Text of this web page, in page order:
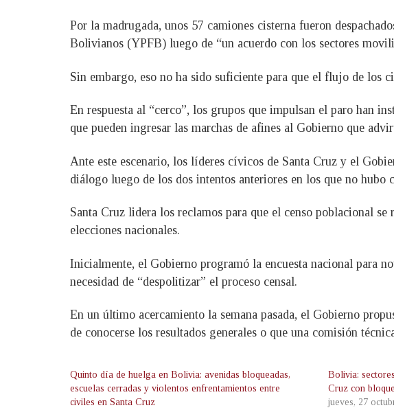
Por la madrugada, unos 57 camiones cisterna fueron
Bolivianos (YPFB) luego de “un acuerdo con los sectores
Sin embargo, eso no ha sido suficiente para que el flujo de los
En respuesta al “cerco”, los grupos que impulsan el paro han
que pueden ingresar las marchas de afines al Gobierno que
Ante este escenario, los líderes cívicos de Santa Cruz y el
diálogo luego de los dos intentos anteriores en los que no hubo
Santa Cruz lidera los reclamos para que el censo poblacional
elecciones nacionales.
Inicialmente, el Gobierno programó la encuesta nacional para
necesidad de “despolitizar” el proceso censal.
En un último acercamiento la semana pasada, el Gobierno
de conocerse los resultados generales o que una comisión
Quinto día de huelga en Bolivia: avenidas bloqueadas,
escuelas cerradas y violentos enfrentamientos entre
civiles en Santa Cruz
Bolivia:
Cruz con
jueves, 27